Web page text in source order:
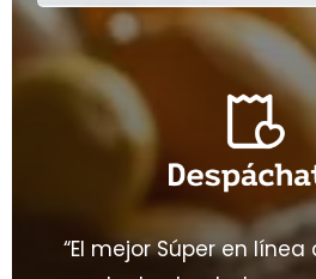
“El mejor Súper en